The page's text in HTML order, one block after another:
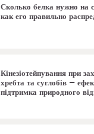
Сколько белка нужно на
как его правильно
Кінезіотейпування при
хребта та суглобів –
підтримка природного